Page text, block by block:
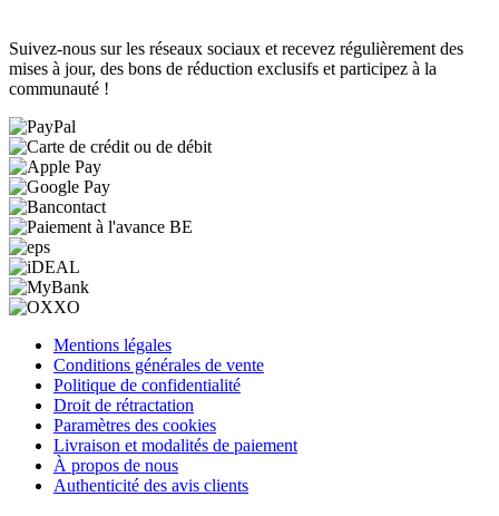
Suivez-nous sur les réseaux sociaux et recevez régulièrement des
mises à jour, des bons de réduction exclusifs et participez à la
communauté !
Mentions légales
Conditions générales de vente
Politique de confidentialité
Droit de rétractation
Paramètres des cookies
Livraison et modalités de paiement
À propos de nous
Authenticité des avis clients